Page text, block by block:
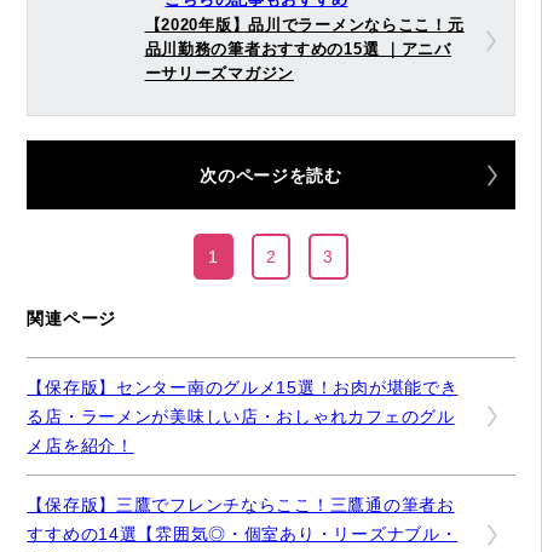
【2020年版】品川でラーメンならここ！元
品川勤務の筆者おすすめの15選 ｜アニバ
ーサリーズマガジン
次のページを読む
1 2 3
関連ページ
【保存版】センター南のグルメ15選！お肉が堪能でき
る店・ラーメンが美味しい店・おしゃれカフェのグル
メ店を紹介！
【保存版】三鷹でフレンチならここ！三鷹通の筆者お
すすめの14選【雰囲気◎・個室あり・リーズナブル・